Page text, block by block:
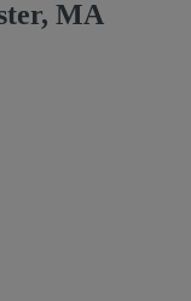
MA